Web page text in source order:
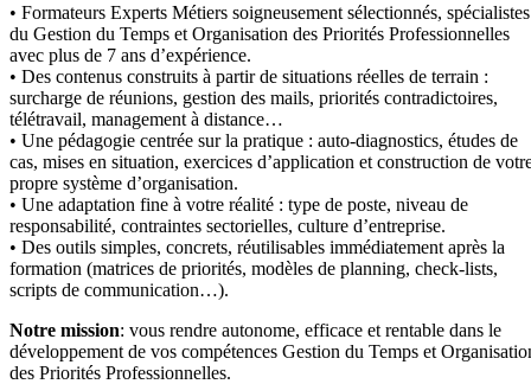
• Formateurs Experts Métiers soigneusement sélectionnés, spécialistes
du Gestion du Temps et Organisation des Priorités Professionnelles
avec plus de 7 ans d’expérience.
• Des contenus construits à partir de situations réelles de terrain :
surcharge de réunions, gestion des mails, priorités contradictoires,
télétravail, management à distance…
• Une pédagogie centrée sur la pratique : auto-diagnostics, études de
cas, mises en situation, exercices d’application et construction de
propre système d’organisation.
• Une adaptation fine à votre réalité : type de poste, niveau de
responsabilité, contraintes sectorielles, culture d’entreprise.
• Des outils simples, concrets, réutilisables immédiatement après la
formation (matrices de priorités, modèles de planning, check-lists,
scripts de communication…).
Notre mission: vous rendre autonome, efficace et rentable dans le
développement de vos compétences Gestion du Temps et
des Priorités Professionnelles.